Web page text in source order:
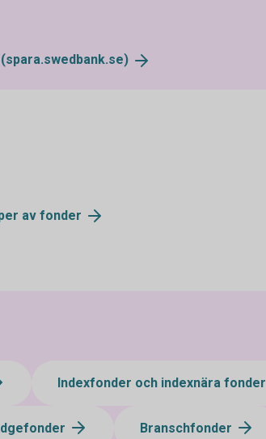
(spara.swedbank.se)
av fonder
Indexfonder och indexnära fonder
Branschfonder